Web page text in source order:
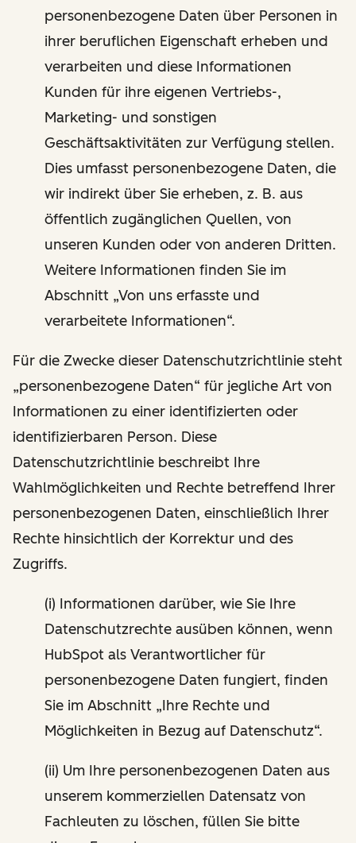
personenbezogene Daten über Personen in
ihrer beruflichen Eigenschaft erheben und
verarbeiten und diese Informationen
Kunden für ihre eigenen Vertriebs-,
Marketing- und sonstigen
Geschäftsaktivitäten zur Verfügung stellen.
Dies umfasst personenbezogene Daten, die
wir indirekt über Sie erheben, z. B. aus
öffentlich zugänglichen Quellen, von
unseren Kunden oder von anderen Dritten.
Weitere Informationen finden Sie im
Abschnitt „Von uns erfasste und
verarbeitete Informationen“.
Für die Zwecke dieser Datenschutzrichtlinie steht
„personenbezogene Daten“ für jegliche Art von
Informationen zu einer identifizierten oder
identifizierbaren Person. Diese
Datenschutzrichtlinie beschreibt Ihre
Wahlmöglichkeiten und Rechte betreffend Ihrer
personenbezogenen Daten, einschließlich Ihrer
Rechte hinsichtlich der Korrektur und des
Zugriffs.
(i) Informationen darüber, wie Sie Ihre
Datenschutzrechte ausüben können, wenn
HubSpot als Verantwortlicher für
personenbezogene Daten fungiert, finden
Sie im Abschnitt „Ihre Rechte und
Möglichkeiten in Bezug auf Datenschutz“.
(ii) Um Ihre personenbezogenen Daten aus
unserem kommerziellen Datensatz von
Fachleuten zu löschen, füllen Sie bitte